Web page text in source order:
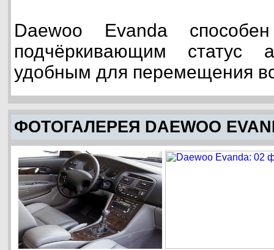
Daewoo Evanda
подчёркивающим статус
удобным для перемещения
ФОТОГАЛЕРЕЯ DAEWOO